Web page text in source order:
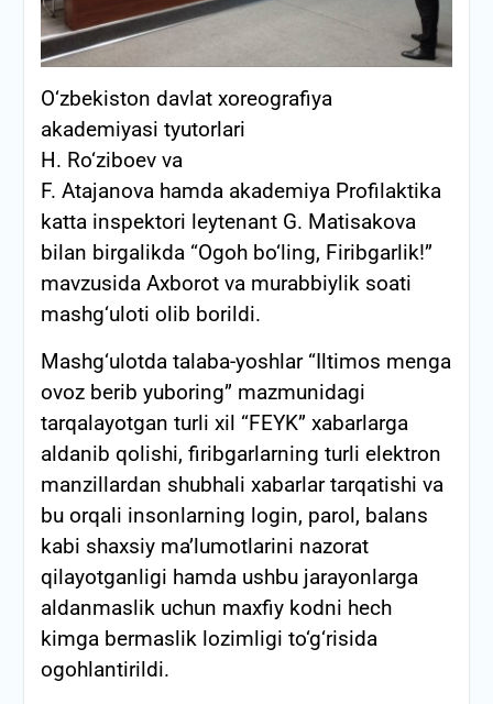
O‘zbekiston davlat xoreografiya
akademiyasi tyutorlari
H. Ro‘ziboev va
F. Atajanova hamda akademiya Profilaktika
katta inspektori leytenant G. Matisakova
bilan birgalikda “Ogoh bo‘ling, Firibgarlik!”
mavzusida Axborot va murabbiylik soati
mashg‘uloti olib borildi.
Mashg‘ulotda talaba-yoshlar “Iltimos menga
ovoz berib yuboring” mazmunidagi
tarqalayotgan turli xil “FEYK” xabarlarga
aldanib qolishi, firibgarlarning turli elektron
manzillardan shubhali xabarlar tarqatishi va
bu orqali insonlarning login, parol, balans
kabi shaxsiy ma’lumotlarini nazorat
qilayotganligi hamda ushbu jarayonlarga
aldanmaslik uchun maxfiy kodni hech
kimga bermaslik lozimligi to‘g‘risida
ogohlantirildi.